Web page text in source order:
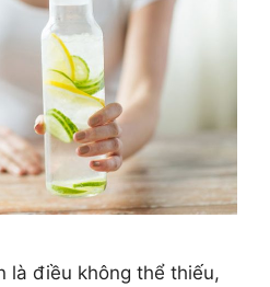
là điều không thể thiếu,